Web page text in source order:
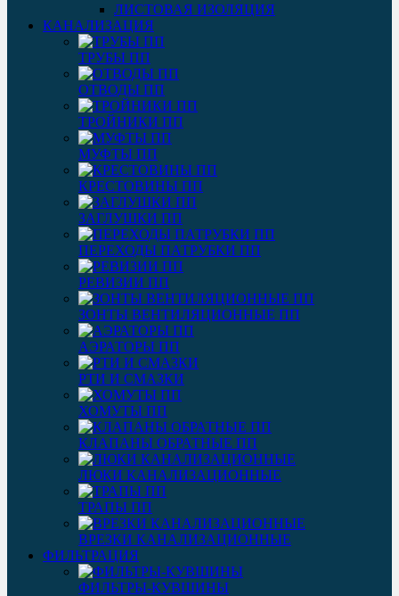
ЛИСТОВАЯ ИЗОЛЯЦИЯ
КАНАЛИЗАЦИЯ
ТРУБЫ ПП
ОТВОДЫ ПП
ТРОЙНИКИ ПП
МУФТЫ ПП
КРЕСТОВИНЫ ПП
ЗАГЛУШКИ ПП
ПЕРЕХОДЫ ПАТРУБКИ ПП
РЕВИЗИИ ПП
ЗОНТЫ ВЕНТИЛЯЦИОННЫЕ ПП
АЭРАТОРЫ ПП
РТИ И СМАЗКИ
ХОМУТЫ ПП
КЛАПАНЫ ОБРАТНЫЕ ПП
ЛЮКИ КАНАЛИЗАЦИОННЫЕ
ТРАПЫ ПП
ВРЕЗКИ КАНАЛИЗАЦИОННЫЕ
ФИЛЬТРАЦИЯ
ФИЛЬТРЫ-КУВШИНЫ